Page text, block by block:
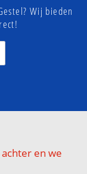
Wij bieden
en we